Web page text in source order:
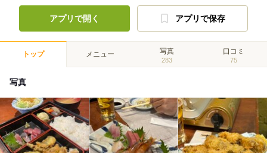
アプリで開く アプリで保存
トップ メニュー 写真
283
口コミ
75
写真